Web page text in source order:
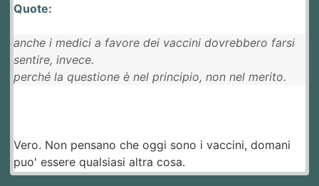
Quote:
anche i medici a favore dei vaccini dovrebbero farsi
sentire, invece.
perché la questione è nel principio, non nel merito.
Vero. Non pensano che oggi sono i vaccini, domani
puo' essere qualsiasi altra cosa.